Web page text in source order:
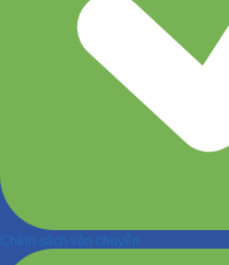
Chính sách vận chuyển